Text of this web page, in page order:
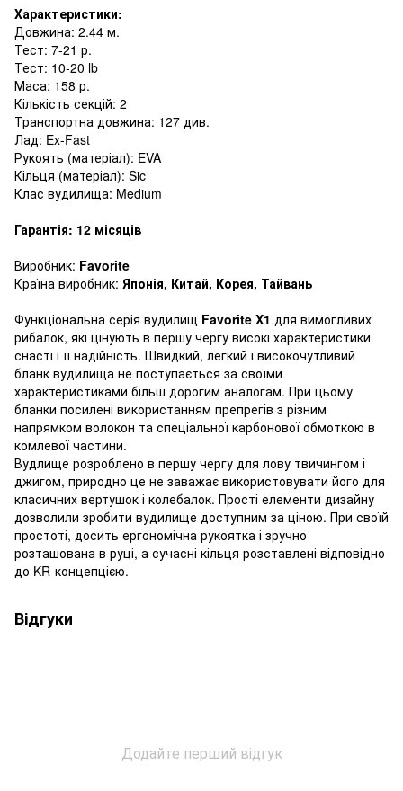
Характеристики:
Довжина: 2.44 м.
Тест: 7-21 р.
Тест: 10-20 lb
Маса: 158 р.
Кількість секцій: 2
Транспортна довжина: 127 див.
Лад: Ex-Fast
Рукоять (матеріал): EVA
Кільця (матеріал): Sic
Клас вудилища: Medium
Гарантія: 12 місяців
Виробник: Favorite
Країна виробник: Японія, Китай, Корея, Тайвань
Функціональна серія вудилищ Favorite X1 для вимогливих
рибалок, які цінують в першу чергу високі характеристики
снасті і її надійність. Швидкий, легкий і високочутливий
бланк вудилища не поступається за своїми
характеристиками більш дорогим аналогам. При цьому
бланки посилені використанням препрегів з різним
напрямком волокон та спеціальної карбонової обмоткою в
комлевої частини.
Вудлище розроблено в першу чергу для лову твичингом і
джигом, природно це не заважає використовувати його для
класичних вертушок і колебалок. Прості елементи дизайну
дозволили зробити вудилище доступним за ціною. При своїй
простоті, досить ергономічна рукоятка і зручно
розташована в руці, а сучасні кільця розставлені відповідно
до KR-концепцією.
Відгуки
Додайте перший відгук